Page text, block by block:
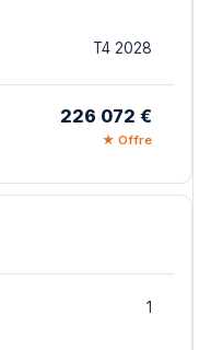
T4 2028
226 072 €
★ Offre
1